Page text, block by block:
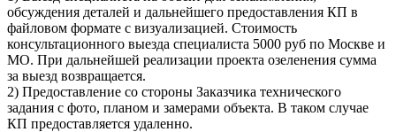
обсуждения деталей и дальнейшего предоставления КП в
файловом формате с визуализацией. Стоимость
консультационного выезда специалиста 5000 руб по Москве и
МО. При дальнейшей реализации проекта озеленения сумма
за выезд возвращается.
2) Предоставление со стороны Заказчика технического
задания с фото, планом и замерами объекта. В таком случае
КП предоставляется удаленно.